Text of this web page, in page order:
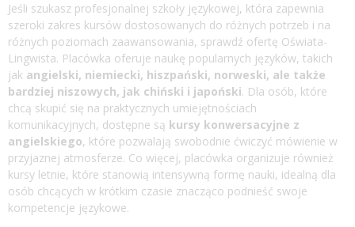
Jeśli szukasz profesjonalnej szkoły językowej, która zapewnia
szeroki zakres kursów dostosowanych do różnych potrzeb i na
różnych poziomach zaawansowania, sprawdź ofertę Oświata-
Lingwista. Placówka oferuje naukę popularnych języków, takich
jak angielski, niemiecki, hiszpański, norweski, ale także
bardziej niszowych, jak chiński i japoński. Dla osób, które
chcą skupić się na praktycznych umiejętnościach
komunikacyjnych, dostępne są kursy konwersacyjne z
angielskiego, które pozwalają swobodnie ćwiczyć mówienie w
przyjaznej atmosferze. Co więcej, placówka organizuje również
kursy letnie, które stanowią intensywną formę nauki, idealną dla
osób chcących w krótkim czasie znacząco podnieść swoje
kompetencje językowe.